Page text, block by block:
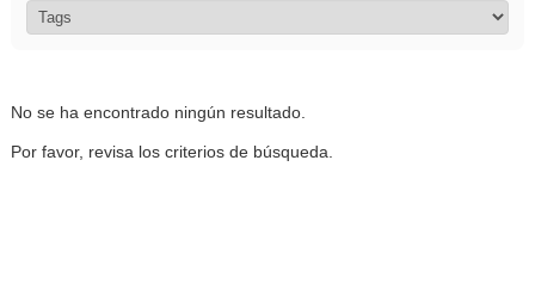
No se ha encontrado ningún resultado.
Por favor, revisa los criterios de búsqueda.